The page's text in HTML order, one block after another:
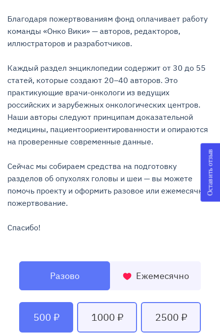
Благодаря пожертвованиям фонд оплачивает работу
команды «Онко Вики» — авторов, редакторов,
иллюстраторов и разработчиков.
Каждый раздел энциклопедии содержит от 30 до 55
статей, которые создают 20–40 авторов. Это
практикующие врачи-онкологи из ведущих
российских и зарубежных онкологических центров.
Наши авторы следуют принципам доказательной
медицины, пациентоориентированности и опираются
на проверенные современные данные.
Сейчас мы собираем средства на подготовку
разделов об опухолях головы и шеи — вы можете
помочь проекту и оформить разовое или ежемесячное
пожертвование.
Спасибо!
Разово Ежемесячно
500 ₽ 1000 ₽ 2500 ₽
Оставить отзыв